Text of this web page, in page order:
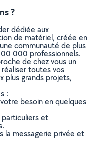
?
dédiée aux
de matériel, créée en
communauté de plus
000 professionnels.
de chez vous un
toutes vos
plus grands projets,
:
besoin en quelques
particuliers et
la messagerie privée et